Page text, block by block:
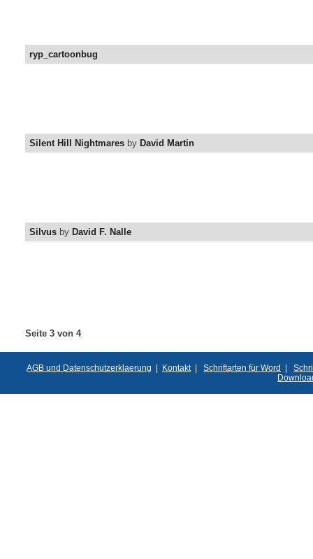
ryp_cartoonbug
Silent Hill Nightmares by David Martin
Silvus by David F. Nalle
Seite 3 von 4
AGB und Datenschutzerklaerung | Kontakt| Schriftarten für Word |